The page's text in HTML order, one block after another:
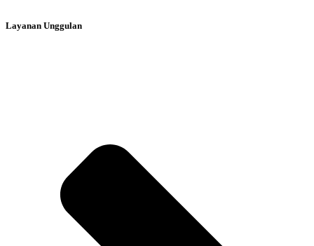
Layanan Unggulan